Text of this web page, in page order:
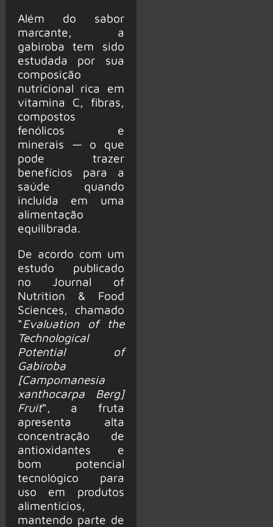
Além do sabor
marcante, a
gabiroba tem sido
estudada por sua
composição
nutricional rica em
vitamina C, fibras,
compostos
fenólicos e
minerais — o que
pode trazer
benefícios para a
saúde quando
incluída em uma
alimentação
equilibrada.
De acordo com um
estudo publicado
no Journal of
Nutrition & Food
Sciences, chamado
“Evaluation of the
Technological
Potential of
Gabiroba
[Campomanesia
xanthocarpa Berg]
Fruit“, a fruta
apresenta alta
concentração de
antioxidantes e
bom potencial
tecnológico para
uso em produtos
alimentícios,
mantendo parte de